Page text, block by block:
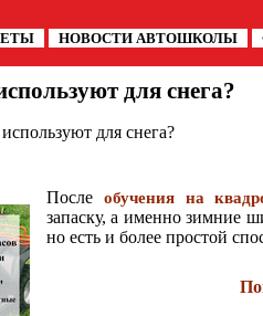
НОВОСТИ АВТОШКОЛЫ
для снега?
для снега?
После обучения на
запаску, а именно зимние
но есть и более простой